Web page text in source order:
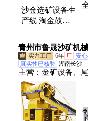
沙金选矿设备生
产线 淘金鼓动
支持定制
青州市鲁晟沙矿机
6年 厂 安
真实性已核验 湖南长沙
主营： 金矿设备、
动溜槽、蠕动溜槽
机、制砂机、破碎